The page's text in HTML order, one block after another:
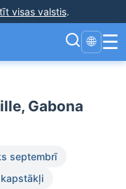
visas valstis.
🌐 ☰
Gabona
septembrī